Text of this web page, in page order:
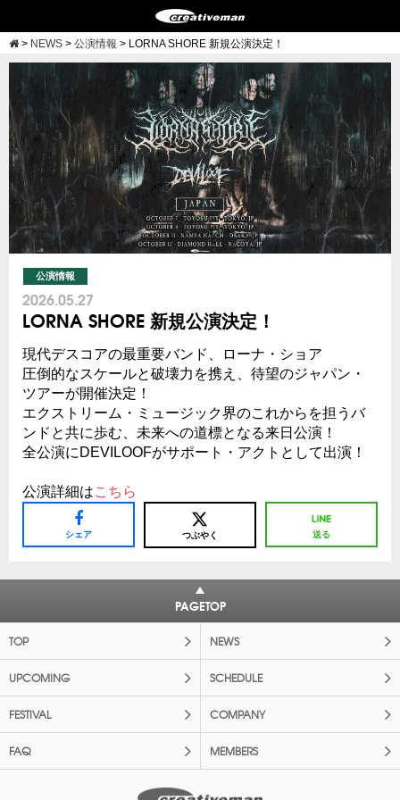
> NEWS > 公演情報 > LORNA SHORE 新規公演決定！
公演情報
2026.05.27
LORNA SHORE 新規公演決定！
現代デスコアの最重要バンド、ローナ・ショア
圧倒的なスケールと破壊力を携え、待望のジャパン・
ツアーが開催決定！
エクストリーム・ミュージック界のこれからを担うバ
ンドと共に歩む、未来への道標となる来日公演！
全公演にDEVILOOFがサポート・アクトとして出演！
公演詳細はこちら
シェア つぶやく 送る
PAGETOP
TOP NEWS
UPCOMING SCHEDULE
FESTIVAL COMPANY
FAQ MEMBERS